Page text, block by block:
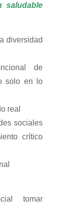
saludable
diversidad
de
solo en lo
real
sociales
crítico
tomar